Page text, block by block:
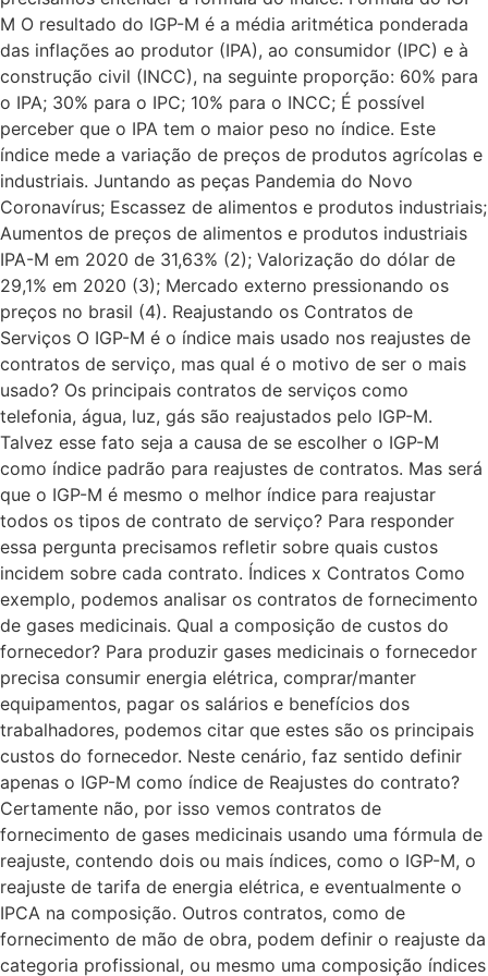
M O resultado do IGP-M é a média aritmética ponderada
das inflações ao produtor (IPA), ao consumidor (IPC) e à
construção civil (INCC), na seguinte proporção: 60% para
o IPA; 30% para o IPC; 10% para o INCC; É possível
perceber que o IPA tem o maior peso no índice. Este
índice mede a variação de preços de produtos agrícolas e
industriais. Juntando as peças Pandemia do Novo
Coronavírus; Escassez de alimentos e produtos industriais;
Aumentos de preços de alimentos e produtos industriais
IPA-M em 2020 de 31,63% (2); Valorização do dólar de
29,1% em 2020 (3); Mercado externo pressionando os
preços no brasil (4). Reajustando os Contratos de
Serviços O IGP-M é o índice mais usado nos reajustes de
contratos de serviço, mas qual é o motivo de ser o mais
usado? Os principais contratos de serviços como
telefonia, água, luz, gás são reajustados pelo IGP-M.
Talvez esse fato seja a causa de se escolher o IGP-M
como índice padrão para reajustes de contratos. Mas será
que o IGP-M é mesmo o melhor índice para reajustar
todos os tipos de contrato de serviço? Para responder
essa pergunta precisamos refletir sobre quais custos
incidem sobre cada contrato. Índices x Contratos Como
exemplo, podemos analisar os contratos de fornecimento
de gases medicinais. Qual a composição de custos do
fornecedor? Para produzir gases medicinais o fornecedor
precisa consumir energia elétrica, comprar/manter
equipamentos, pagar os salários e benefícios dos
trabalhadores, podemos citar que estes são os principais
custos do fornecedor. Neste cenário, faz sentido definir
apenas o IGP-M como índice de Reajustes do contrato?
Certamente não, por isso vemos contratos de
fornecimento de gases medicinais usando uma fórmula de
reajuste, contendo dois ou mais índices, como o IGP-M, o
reajuste de tarifa de energia elétrica, e eventualmente o
IPCA na composição. Outros contratos, como de
fornecimento de mão de obra, podem definir o reajuste da
categoria profissional, ou mesmo uma composição índices